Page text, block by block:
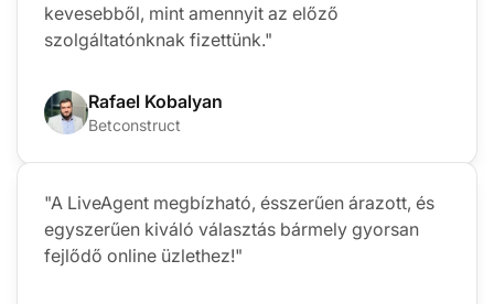
kevesebből, mint amennyit az előző
szolgáltatónknak fizettünk."
Rafael Kobalyan
Betconstruct
"A LiveAgent megbízható, ésszerűen árazott, és
egyszerűen kiváló választás bármely gyorsan
fejlődő online üzlethez!"